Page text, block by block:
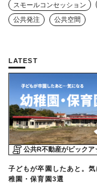
スモールコンセッション
公共発注 公共空間
LATEST
公共R不動産がピックアップ
子どもが卒園したあと。
稚園・保育園3選